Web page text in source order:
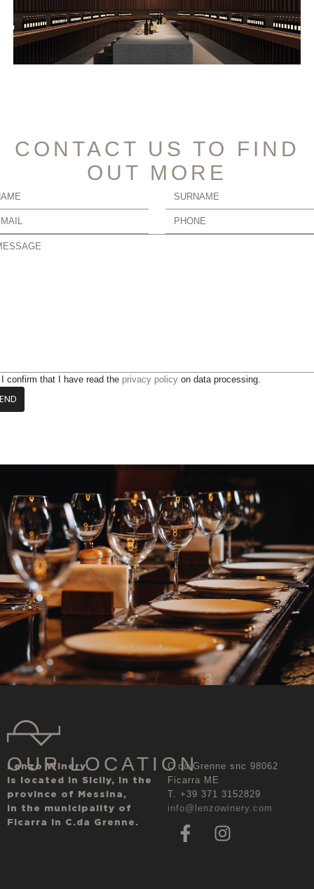
CONTACT US TO FIND
OUT MORE
I confirm that I have read the privacy policy on data processing.
OUR LOCATION
Lenzo Winery
is located in Sicily, in the
province of Messina,
in the municipality of
Ficarra in C.da Grenne.
C.da Grenne snc 98062
Ficarra ME
T. +39 371 3152829
info@lenzowinery.com